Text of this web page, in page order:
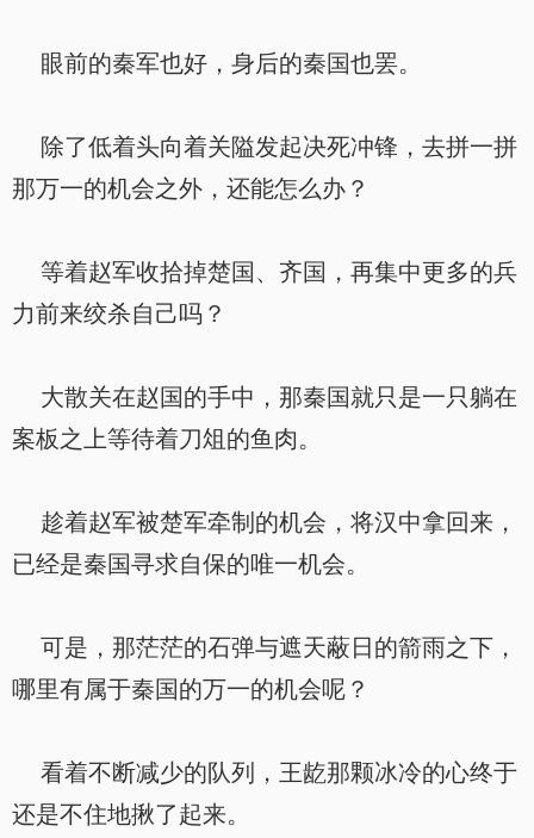
眼前的秦军也好，身后的秦国也罢。
除了低着头向着关隘发起决死冲锋，去拼一拼
那万一的机会之外，还能怎么办？
等着赵军收拾掉楚国、齐国，再集中更多的兵
力前来绞杀自己吗？
大散关在赵国的手中，那秦国就只是一只躺在
案板之上等待着刀俎的鱼肉。
趁着赵军被楚军牵制的机会，将汉中拿回来，
已经是秦国寻求自保的唯一机会。
可是，那茫茫的石弹与遮天蔽日的箭雨之下，
哪里有属于秦国的万一的机会呢？
看着不断减少的队列，王龁那颗冰冷的心终于
还是不住地揪了起来。